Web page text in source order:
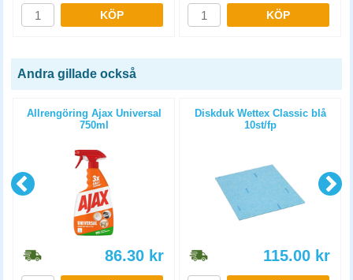
KÖP KÖP
Andra gillade också
Allrengöring Ajax Universal
750ml
86.30 kr
Diskduk Wettex Classic blå
10st/fp
115.00 kr